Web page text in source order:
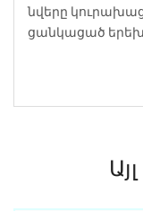
նվերը
ցանկացած